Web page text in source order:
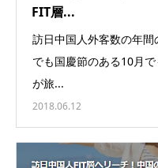
FIT層...
訪日中国人外客数の年
でも国慶節のある10月
が旅...
2018.06.12